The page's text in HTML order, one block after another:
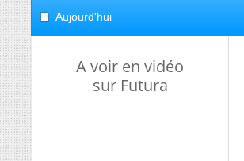
Aujourd'hui
A voir en vidéo
sur Futura